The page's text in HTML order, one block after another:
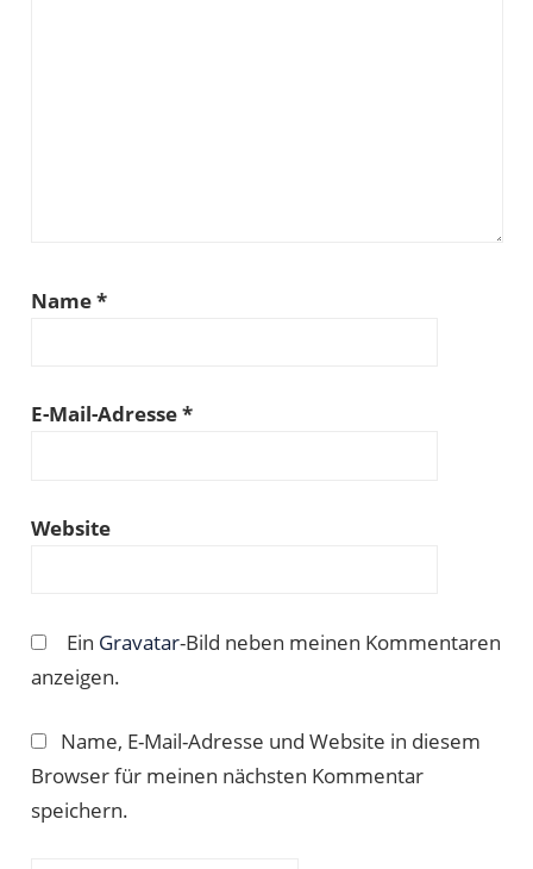
Name*
E-Mail-Adresse*
Website
Ein Gravatar-Bild neben meinen Kommentaren
anzeigen.
Name, E-Mail-Adresse und Website in diesem
Browser für meinen nächsten Kommentar
speichern.